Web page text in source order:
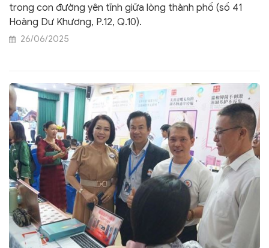
trong con đường yên tĩnh giữa lòng thành phố (số 41
Hoàng Dư Khương, P.12, Q.10).
26/06/2025